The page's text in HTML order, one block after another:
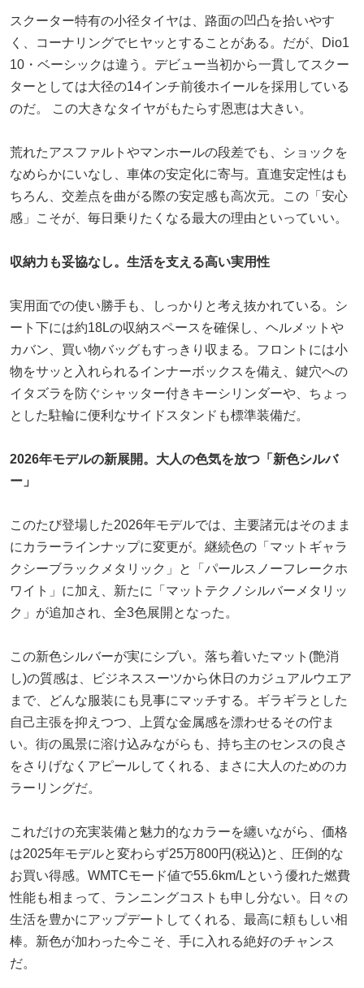
スクーター特有の小径タイヤは、路面の凹凸を拾いやす
く、コーナリングでヒヤッとすることがある。だが、Dio1
10・ベーシックは違う。デビュー当初から一貫してスクー
ターとしては大径の14インチ前後ホイールを採用している
のだ。 この大きなタイヤがもたらす恩恵は大きい。
荒れたアスファルトやマンホールの段差でも、ショックを
なめらかにいなし、車体の安定化に寄与。直進安定性はも
ちろん、交差点を曲がる際の安定感も高次元。この「安心
感」こそが、毎日乗りたくなる最大の理由といっていい。
収納力も妥協なし。生活を支える高い実用性
実用面での使い勝手も、しっかりと考え抜かれている。シ
ート下には約18Lの収納スペースを確保し、ヘルメットや
カバン、買い物バッグもすっきり収まる。フロントには小
物をサッと入れられるインナーボックスを備え、鍵穴への
イタズラを防ぐシャッター付きキーシリンダーや、ちょっ
とした駐輪に便利なサイドスタンドも標準装備だ。
2026年モデルの新展開。大人の色気を放つ「新色シルバ
ー」
このたび登場した2026年モデルでは、主要諸元はそのまま
にカラーラインナップに変更が。継続色の「マットギャラ
クシーブラックメタリック」と「パールスノーフレークホ
ワイト」に加え、新たに「マットテクノシルバーメタリッ
ク」が追加され、全3色展開となった。
この新色シルバーが実にシブい。落ち着いたマット(艶消
し)の質感は、ビジネススーツから休日のカジュアルウエア
まで、どんな服装にも見事にマッチする。ギラギラとした
自己主張を抑えつつ、上質な金属感を漂わせるその佇ま
い。街の風景に溶け込みながらも、持ち主のセンスの良さ
をさりげなくアピールしてくれる、まさに大人のためのカ
ラーリングだ。
これだけの充実装備と魅力的なカラーを纏いながら、価格
は2025年モデルと変わらず25万800円(税込)と、圧倒的な
お買い得感。WMTCモード値で55.6km/Lという優れた燃費
性能も相まって、ランニングコストも申し分ない。日々の
生活を豊かにアップデートしてくれる、最高に頼もしい相
棒。新色が加わった今こそ、手に入れる絶好のチャンス
だ。